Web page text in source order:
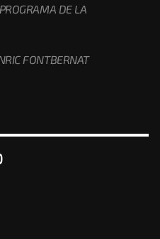
DE LA
FONTBERNAT